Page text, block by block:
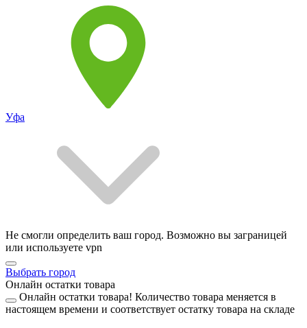
Уфа
Не смогли определить ваш город. Возможно вы заграницей
или используете vpn
Выбрать город
Онлайн остатки товара
Онлайн остатки товара! Количество товара меняется в
настоящем времени и соответствует остатку товара на складе